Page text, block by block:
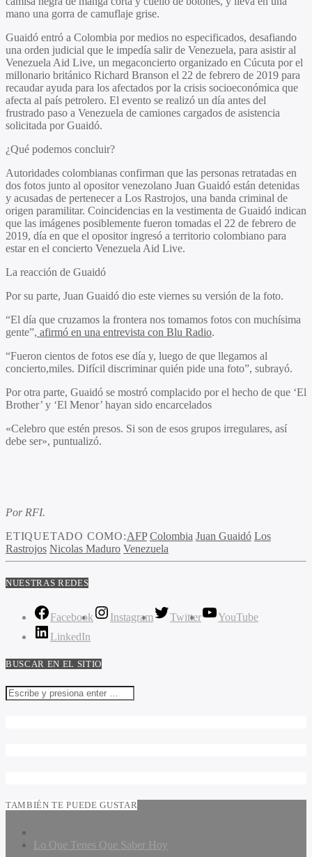
mano una gorra de camuflaje grise.
Guaidó entró a Colombia por medios no especificados, desafiando
una orden judicial que le impedía salir de Venezuela, para asistir al
Venezuela Aid Live, un megaconcierto organizado en Cúcuta por el
millonario británico Richard Branson el 22 de febrero de 2019 para
recaudar ayuda para los afectados por la crisis socioeconómica que
afecta al país petrolero. El evento se realizó un día antes del
frustrado paso a Venezuela de camiones cargados de asistencia
solicitada por Guaidó.
¿Qué podemos concluir?
Autoridades colombianas confirman que las personas retratadas en
dos fotos junto al opositor venezolano Juan Guaidó están detenidas
y acusadas de pertenecer a Los Rastrojos, una banda criminal de
origen paramilitar. Coincidencias en la vestimenta de Guaidó indican
que las imágenes posiblemente fueron tomadas el 22 de febrero de
2019, día en que el opositor ingresó a territorio colombiano para
estar en el concierto Venezuela Aid Live.
La reacción de Guaidó
Por su parte, Juan Guaidó dio este viernes su versión de la foto.
“El día que cruzamos la frontera nos tomamos fotos con muchísima
gente”, afirmó en una entrevista con Blu Radio.
“Fueron cientos de fotos ese día y, luego de que llegamos al
concierto,miles. Difícil discriminar quién pide una foto”, subrayó.
Por otra parte, Guaidó se mostró complacido por el hecho de que ‘El
Brother’ y ‘El Menor’ hayan sido encarcelados
«Celebro que estén presos. Si son de esos grupos irregulares, así
debe ser», puntualizó.
Por RFI.
ETIQUETADO COMO:AFP Colombia Juan Guaidó Los
Rastrojos Nicolas Maduro Venezuela
NUESTRAS REDES
Facebook Instagram Twitter
YouTube
LinkedIn
BUSCAR EN EL SITIO
TAMBIÉN TE PUEDE GUSTAR
Lo Que Tenes Que Saber Hoy